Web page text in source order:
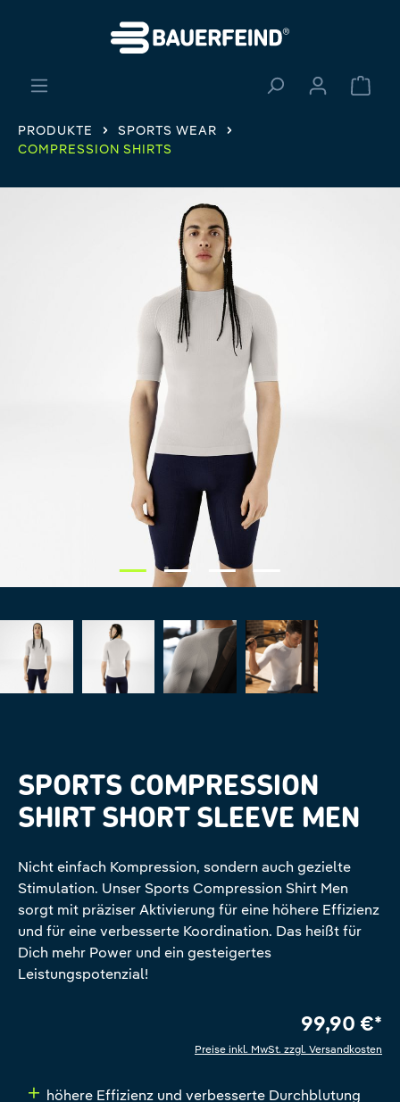
PRODUKTE
SPORTS WEAR
COMPRESSION SHIRTS
SPORTS COMPRESSION
SHIRT SHORT SLEEVE MEN
Nicht einfach Kompression, sondern auch gezielte
Stimulation. Unser Sports Compression Shirt Men
sorgt mit präziser Aktivierung für eine höhere Effizienz
und für eine verbesserte Koordination. Das heißt für
Dich mehr Power und ein gesteigertes
Leistungspotenzial!
99,90 €*
Preise inkl. MwSt. zzgl. Versandkosten
höhere Effizienz und verbesserte Durchblutung